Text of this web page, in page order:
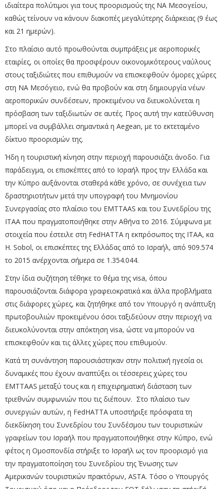
ιδιαίτερα πολύτιμοι για τους προορισμούς της ΝΑ Μεσογείου,
καθώς τείνουν να κάνουν διακοπές μεγαλύτερης διάρκειας (9 έως
και 21 ημερών).
Στο πλαίσιο αυτό προωθούνται συμπράξεις με αεροπορικές
εταιρίες, οι οποίες θα προσφέρουν οικονομικότερους ναύλους
στους ταξιδιώτες που επιθυμούν να επισκεφθούν όμορες χώρες
στη ΝΑ Μεσόγειο, ενώ θα προβούν και στη δημιουργία νέων
αεροπορικών συνδέσεων, προκειμένου να διευκολύνεται η
πρόσβαση των ταξιδιωτών σε αυτές. Προς αυτή την κατεύθυνση
μπορεί να συμβάλλει σημαντικά η Aegean, με το εκτεταμένο
δίκτυο προορισμών της.
Ήδη η τουριστική κίνηση στην περιοχή παρουσιάζει άνοδο. Για
παράδειγμα, οι επισκέπτες από το Ισραήλ προς την Ελλάδα και
την Κύπρο αυξάνονται σταθερά κάθε χρόνο, σε συνέχεια των
δραστηριοτήτων μετά την υπογραφή του Μνημονίου
Συνεργασίας στο πλαίσιο του EMTTAAS και του Συνεδρίου της
ΙΤΑΑ που πραγματοποιήθηκε στην Αθήνα το 2016. Σύμφωνα με
στοιχεία που έστειλε στη FedHATTA η εκπρόσωπος της ΙΤΑΑ, κα
H. Sobol, οι επισκέπτες της Ελλάδας από το Ισραήλ, από 909.574
το 2015 ανέρχονται σήμερα σε 1.354.044.
Στην ίδια συζήτηση τέθηκε το θέμα της visa, όπου
παρουσιάζονται διάφορα γραφειοκρατικά και άλλα προβλήματα
στις διάφορες χώρες, και ζητήθηκε από τον Υπουργό η ανάπτυξη
πρωτοβουλιών προκειμένου όσοι ταξιδεύουν στην περιοχή να
διευκολύνονται στην απόκτηση visa, ώστε να μπορούν να
επισκεφθούν και τις άλλες χώρες που επιθυμούν.
Κατά τη συνάντηση παρουσιάστηκαν στην πολιτική ηγεσία οι
δυναμικές που έχουν αναπτύξει οι τέσσερεις χώρες του
EMTTAAS μεταξύ τους και η επιχειρηματική διάσταση των
τριεθνών συμφωνιών που τις διέπουν. Στο πλαίσιο των
συνεργιών αυτών, η FedHATTA υποστήριξε πρόσφατα τη
διεκδίκηση του Συνεδρίου του Συνδέσμου των τουριστικών
γραφείων του Ισραήλ που πραγματοποιήθηκε στην Κύπρο, ενώ
φέτος η Ομοσπονδία στήριξε το Ισραήλ ως τον προορισμό για
την πραγματοποίηση του Συνεδρίου της Ένωσης των
Αμερικανών τουριστικών πρακτόρων, ASTA. Τόσο ο Υπουργός